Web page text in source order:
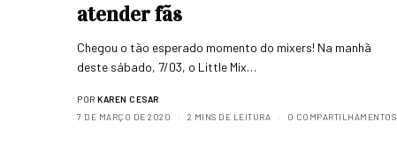
atender fãs
Chegou o tão esperado momento do mixers! Na manhã
deste sábado, 7/03, o Little Mix…
POR KAREN CESAR
7 DE MARÇO DE 2020
2 MINS DE LEITURA 0 COMPARTILHAMENTOS